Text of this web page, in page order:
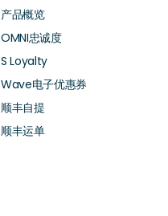
产品概览
OMNI忠诚度
S Loyalty
Wave电子优惠券
顺丰自提
顺丰运单